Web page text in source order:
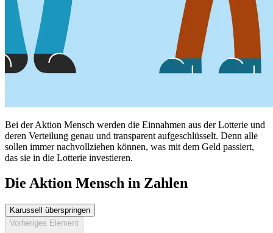
Bei der Aktion Mensch werden die Einnahmen aus der Lotterie und
deren Verteilung genau und transparent aufgeschlüsselt. Denn alle
sollen immer nachvollziehen können, was mit dem Geld passiert,
das sie in die Lotterie investieren.
Die Aktion Mensch in Zahlen
Karussell überspringen
Vorheriges Element